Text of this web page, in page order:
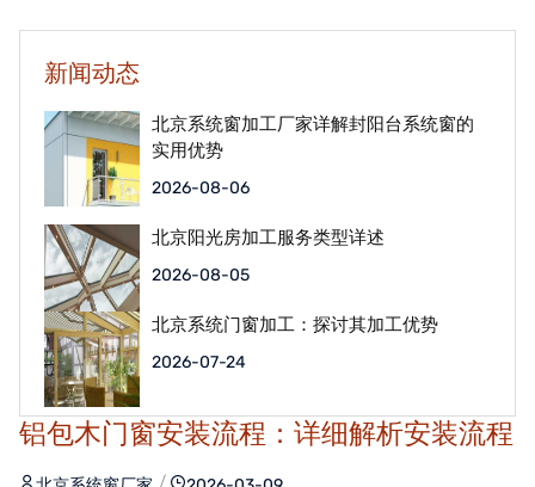
新闻动态
北京系统窗加工厂家详解封阳台系统窗的
实用优势
2026-08-06
北京阳光房加工服务类型详述
2026-08-05
北京系统门窗加工：探讨其加工优势
2026-07-24
铝包木门窗安装流程：详细解析安装流程